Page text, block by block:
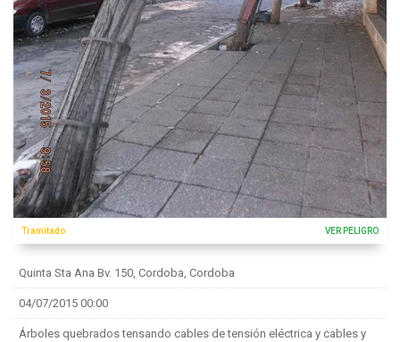
Tramitado VER PELIGRO
Quinta Sta Ana Bv. 150, Cordoba, Cordoba
04/07/2015 00:00
Árboles quebrados tensando cables de tensión eléctrica y cables y